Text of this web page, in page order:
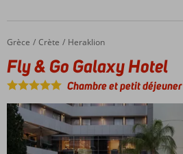
Accueil
Grèce Crète Heraklion
Fly & Go Galaxy Hotel
Fly & Go Galaxy Hotel
Chambre et petit déjeuner